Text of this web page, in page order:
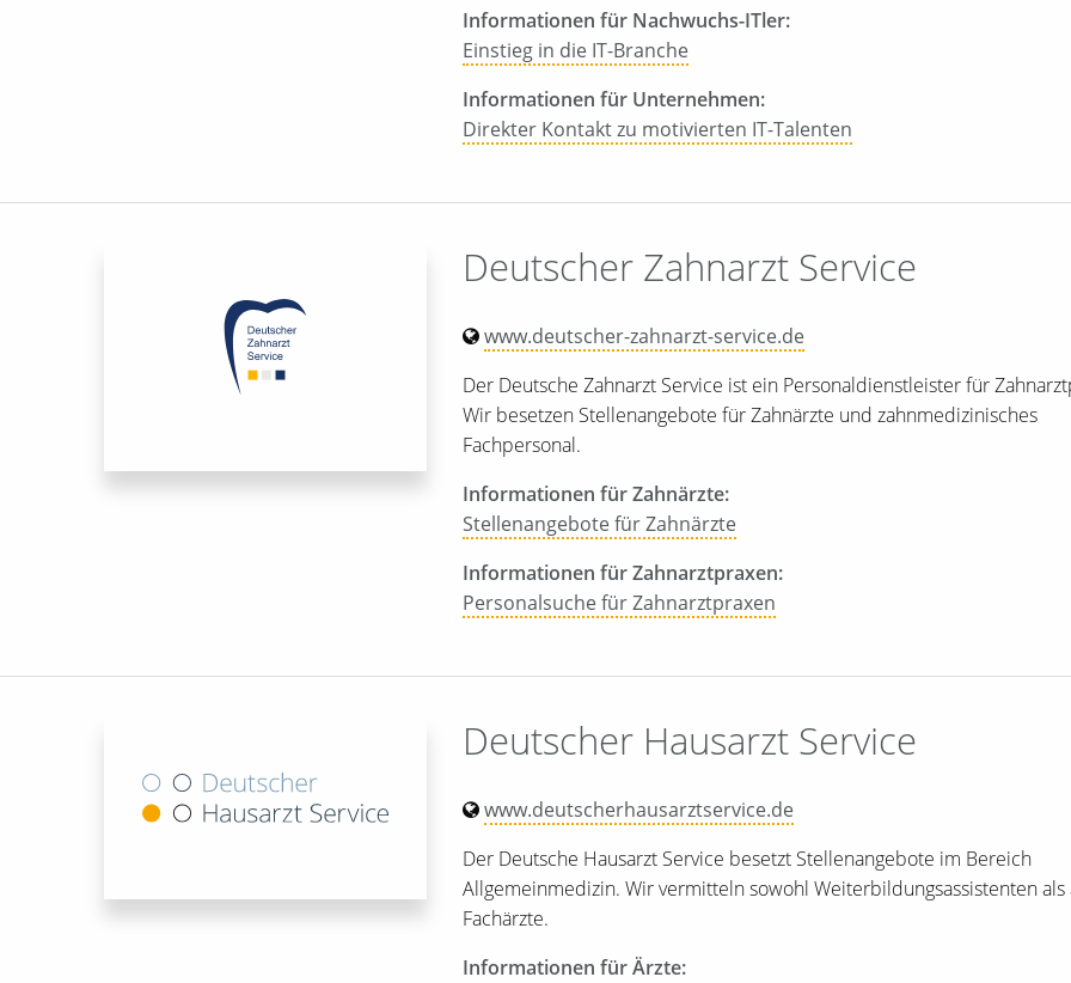
Informationen für Nachwuchs-ITler:
Einstieg in die IT-Branche
Informationen für Unternehmen:
Direkter Kontakt zu motivierten IT-Talenten
Deutscher Zahnarzt Service
www.deutscher-zahnarzt-service.de
Der Deutsche Zahnarzt Service ist ein Personaldienstleister für
Wir besetzen Stellenangebote für Zahnärzte und zahnmedizinisches
Fachpersonal.
Informationen für Zahnärzte:
Stellenangebote für Zahnärzte
Informationen für Zahnarztpraxen:
Personalsuche für Zahnarztpraxen
Deutscher Hausarzt Service
www.deutscherhausarztservice.de
Der Deutsche Hausarzt Service besetzt Stellenangebote im Bereich
Allgemeinmedizin. Wir vermitteln sowohl Weiterbildungsassistenten als
Fachärzte.
Informationen für Ärzte: